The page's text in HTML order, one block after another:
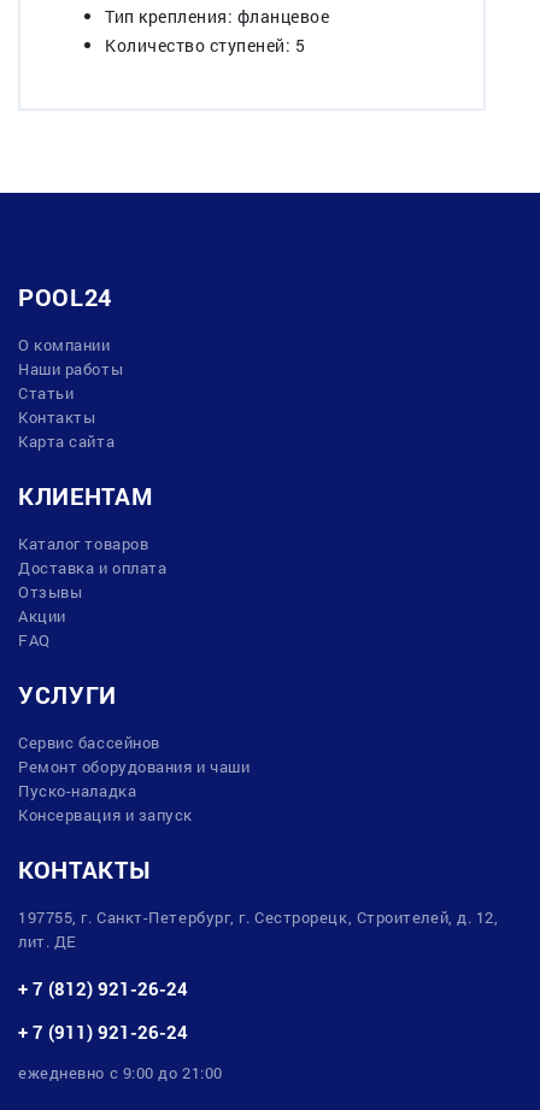
Тип крепления: фланцевое
Количество ступеней: 5
POOL24
О компании
Наши работы
Статьи
Контакты
Карта сайта
КЛИЕНТАМ
Каталог товаров
Доставка и оплата
Отзывы
Акции
FAQ
УСЛУГИ
Сервис бассейнов
Ремонт оборудования и чаши
Пуско-наладка
Консервация и запуск
КОНТАКТЫ
197755, г. Санкт-Петербург, г. Сестрорецк, Строителей, д. 12,
лит. ДЕ
+ 7 (812) 921-26-24
+ 7 (911) 921-26-24
ежедневно с 9:00 до 21:00